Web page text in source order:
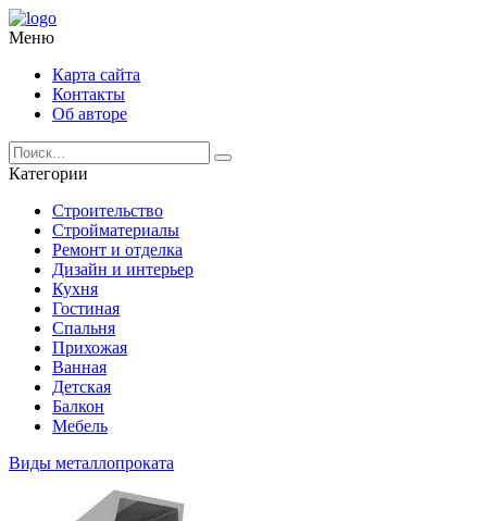
Меню
Карта сайта
Контакты
Об авторе
Категории
Строительство
Стройматериалы
Ремонт и отделка
Дизайн и интерьер
Кухня
Гостиная
Спальня
Прихожая
Ванная
Детская
Балкон
Мебель
Виды металлопроката